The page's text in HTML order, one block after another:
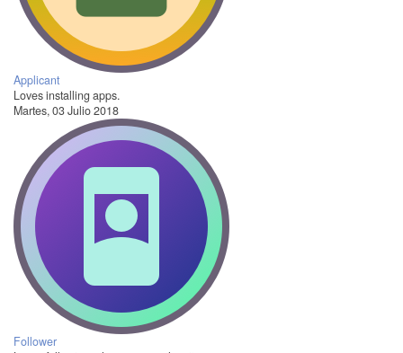
Applicant
Loves installing apps.
Martes, 03 Julio 2018
Follower